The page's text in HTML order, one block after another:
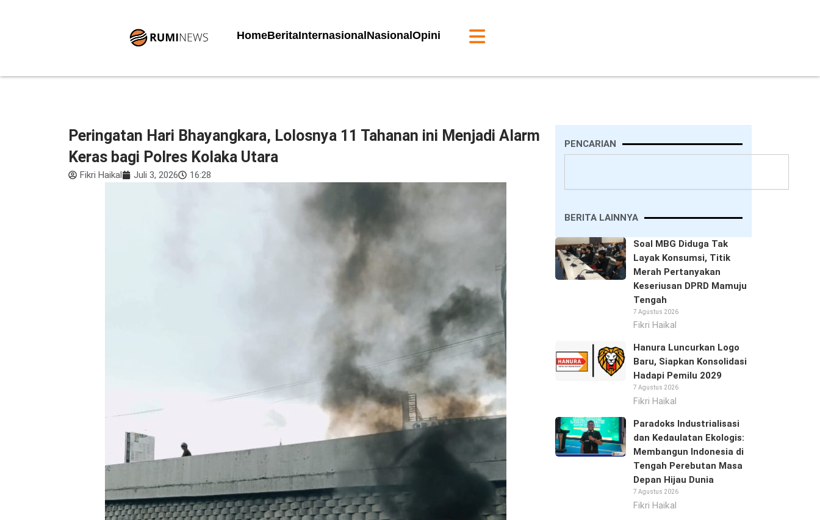
HomeBeritaInternasional Nasional Opini
Peringatan Hari Bhayangkara, Lolosnya 11 Tahanan ini Menjadi Alarm
Keras bagi Polres Kolaka Utara
Fikri Haikal Juli 3, 2026 16:28
PENCARIAN
BERITA LAINNYA
Soal MBG Diduga Tak
Layak Konsumsi, Titik
Merah Pertanyakan
Keseriusan DPRD Mamuju
Tengah
7 Agustus 2026
Fikri Haikal
Hanura Luncurkan Logo
Baru, Siapkan Konsolidasi
Hadapi Pemilu 2029
7 Agustus 2026
Fikri Haikal
Paradoks Industrialisasi
dan Kedaulatan Ekologis:
Membangun Indonesia di
Tengah Perebutan Masa
Depan Hijau Dunia
7 Agustus 2026
Fikri Haikal